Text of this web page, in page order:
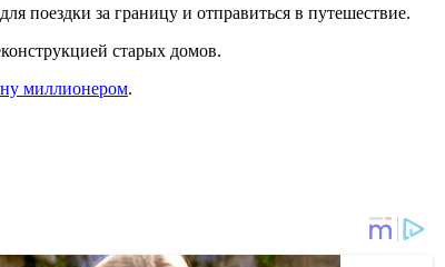
поездки за границу и отправиться в путешествие.
старых домов.
миллионером.